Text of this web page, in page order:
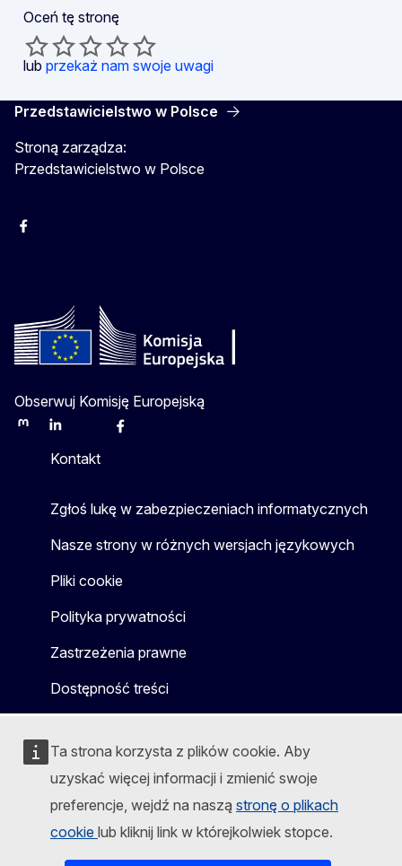
Ta strona korzysta z plików cookie. Aby
uzyskać więcej informacji i zmienić swoje
preferencje, wejdź na naszą stronę o plikach
cookie lub kliknij link w którejkolwiek stopce.
Oceń tę stronę
lub przekaż nam swoje uwagi
Przedstawicielstwo w Polsce
Stroną zarządza:
Przedstawicielstwo w Polsce
Facebook
Obserwuj Komisję Europejską
MastodonLinkedInBlueskyFacebook
Kontakt
Zgłoś lukę w zabezpieczeniach informatycznych
Nasze strony w różnych wersjach językowych
Pliki cookie
Polityka prywatności
Zastrzeżenia prawne
Dostępność treści